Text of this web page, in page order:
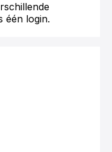
één login.